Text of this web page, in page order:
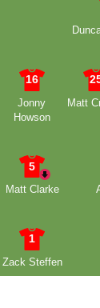
16
Jonny
Howson
Matt
5
Matt Clarke
1
Zack Steffen